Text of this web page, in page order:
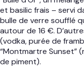
et basilic frais – servi
bulle de verre soufflé
autour de 16 €.
(vodka, purée de
“Montmartre Sunset”
de piment).